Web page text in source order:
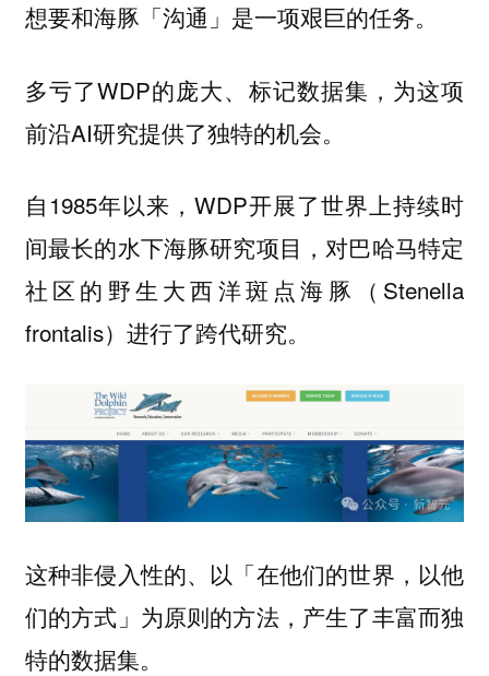
想要和海豚「沟通」是一项艰巨的任务。
多亏了WDP的庞大、标记数据集，为这项
前沿AI研究提供了独特的机会。
自1985年以来，WDP开展了世界上持续时
间最长的水下海豚研究项目，对巴哈马特定
社区的野生大西洋斑点海豚（Stenella
frontalis）进行了跨代研究。
这种非侵入性的、以「在他们的世界，以他
们的方式」为原则的方法，产生了丰富而独
特的数据集。